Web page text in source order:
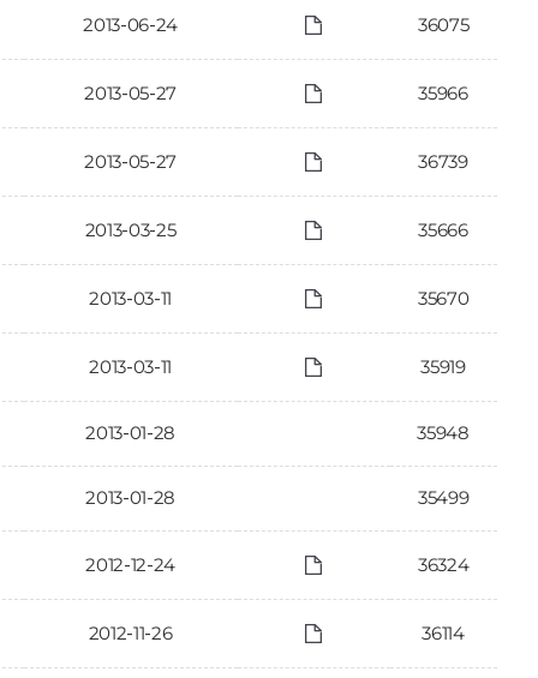
2013-06-24 36075
2013-05-27 35966
2013-05-27 36739
2013-03-25 35666
2013-03-11 35670
2013-03-11 35919
2013-01-28 35948
2013-01-28 35499
2012-12-24 36324
2012-11-26 36114